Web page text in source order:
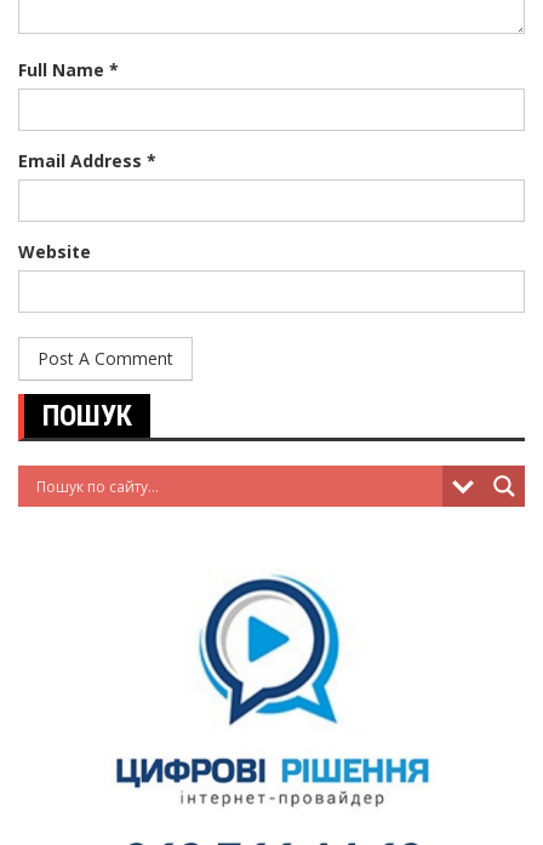
Full Name *
Email Address *
Website
ПОШУК